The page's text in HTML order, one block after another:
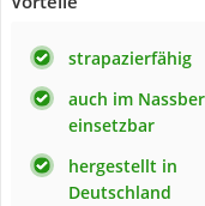
strapazierfähig
auch im
einsetzbar
hergestellt in
Deutschland